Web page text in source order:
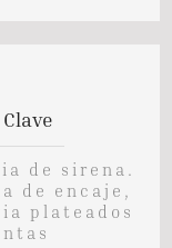
de sirena.
de encaje,
plateados